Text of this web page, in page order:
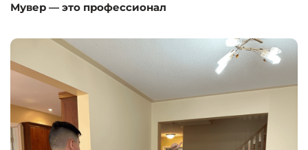
Мувер — это профессионал